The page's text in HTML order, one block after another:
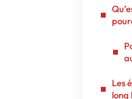
Les